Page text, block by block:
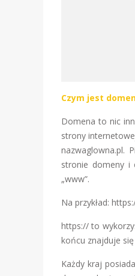
Czym jest
Domena to nic
strony
nazwaglowna.pl.
stronie domeny i
„www”.
Na przykład:
https:// to
końcu znajduje
Każdy kraj